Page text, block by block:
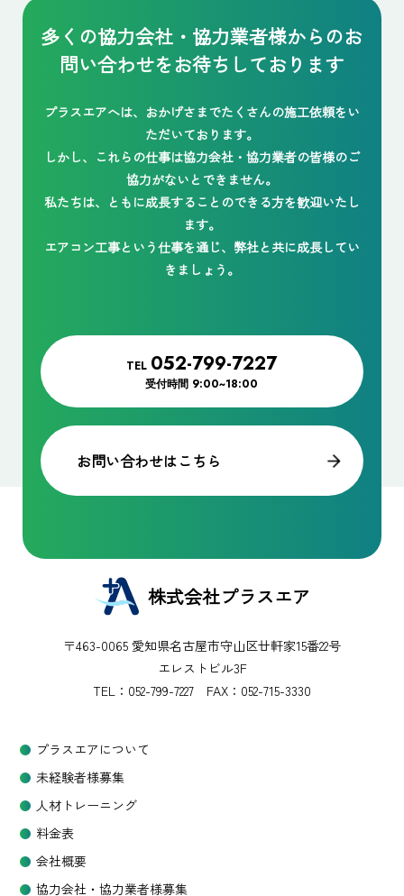
多くの協力会社・協力業者様からのお
問い合わせをお待ちしております
プラスエアへは、おかげさまでたくさんの施工依頼をい
ただいております。
しかし、これらの仕事は協力会社・協力業者の皆様のご
協力がないとできません。
私たちは、ともに成長することのできる方を歓迎いたし
ます。
エアコン工事という仕事を通じ、弊社と共に成長してい
きましょう。
TEL 052-799-7227
受付時間 9:00~18:00
お問い合わせはこちら
株式会社プラスエア
〒463-0065 愛知県名古屋市守山区廿軒家15番22号
エレストビル3F
TEL： 052-799-7227 FAX：052-715-3330
プラスエアについて
未経験者様募集
人材トレーニング
料金表
会社概要
協力会社・協力業者様募集